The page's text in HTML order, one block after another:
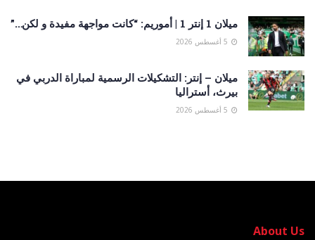
ميلان 1 إنتر 1 | أموريم: “كانت مواجهة مفيدة و لكن…”
ميلان – إنتر: التشكيلات الرسمية لمباراة الدربي في
بيرث، أستراليا
About Us